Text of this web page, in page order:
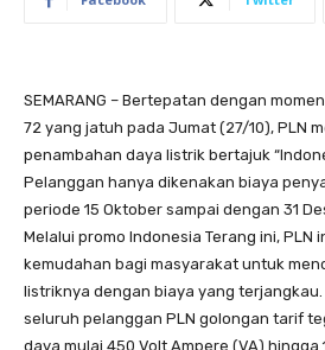
SEMARANG – Bertepatan dengan
72 yang jatuh pada Jumat (27/10), PLN
penambahan daya listrik bertajuk
Pelanggan hanya dikenakan biaya
periode 15 Oktober sampai dengan 31
Melalui promo Indonesia Terang ini, PLN
kemudahan bagi masyarakat untuk
listriknya dengan biaya yang
seluruh pelanggan PLN golongan tarif
daya mulai 450 Volt Ampere (VA) hingga